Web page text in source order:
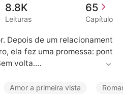
8.8K
Leituras
65
Capítulo
Depois de um relacionament
ela fez uma promessa: pont
volta.
envolvente, ele não ve
Amor a primeira vista